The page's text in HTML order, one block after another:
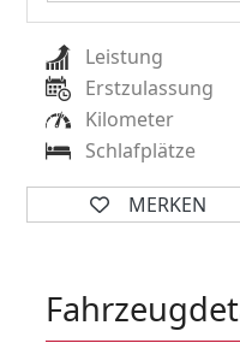
Leistung
Erstzulassung
Kilometer
Schlafplätze
MERKEN